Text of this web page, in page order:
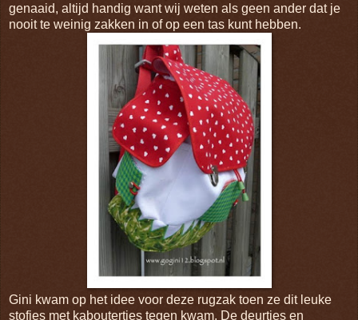
genaaid, altijd handig want wij weten als geen ander dat je
nooit te weinig zakken in of op een tas kunt hebben.
Gini kwam op het idee voor deze rugzak toen ze dit leuke
stofjes met kaboutertjes tegen kwam. De deurtjes en